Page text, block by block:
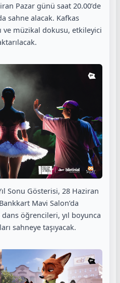
Pazar günü saat 20.00’de
sahne alacak. Kafkas
müzikal dokusu, etkileyici
Sonu Gösterisi, 28 Haziran
Mavi Salon’da
öğrencileri, yıl boyunca
sahneye taşıyacak.